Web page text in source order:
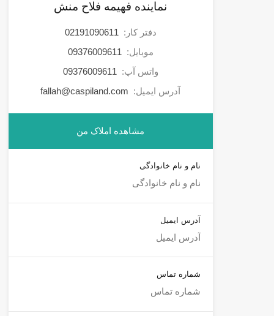
نماینده فهیمه فلاح منش
دفتر کار: 02191090611
موبایل: 09376009611
واتس آپ: 09376009611
آدرس ایمیل: fallah@caspiland.com
مشاهده املاک من
نام و نام خانوادگی
آدرس ایمیل
شماره تماس